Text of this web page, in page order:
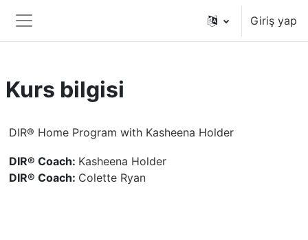
Yan panel
Giriş yap
Kurs bilgisi
DIR® Home Program with Kasheena Holder
DIR® Coach: Kasheena Holder
DIR® Coach: Colette Ryan